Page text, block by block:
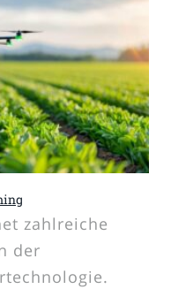
zahlreiche
der